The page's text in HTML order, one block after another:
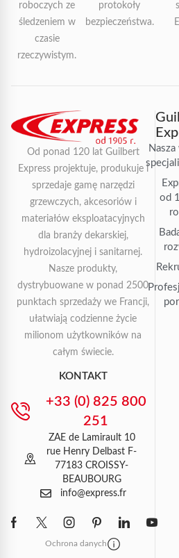
roboczych ze
śledzeniem w
czasie
rzeczywistym.
protokoły
bezpieczeństwa.
Od ponad 120 lat Guilbert
Express projektuje, produkuje i
sprzedaje gamę narzędzi
grzewczych, akcesoriów i
materiałów eksploatacyjnych
dla branży dekarskiej,
hydroizolacyjnej i sanitarnej.
Nasze produkty,
dystrybuowane w ponad 2500
punktach sprzedaży we Francji,
ułatwiają codzienne życie
milionom użytkowników na
całym świecie.
KONTAKT
+33 (0) 825 800
251
ZAE de Lamirault 10
rue Henry Delbast F-
77183 CROISSY-
BEAUBOURG
info@express.fr
Ochrona danych
od